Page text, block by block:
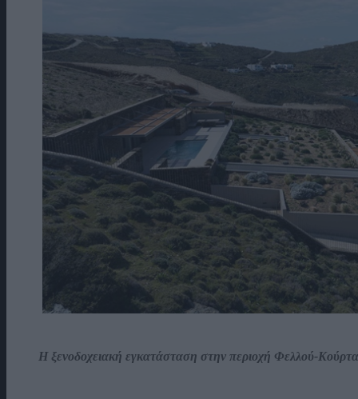
Η ξενοδοχειακή εγκατάσταση στην περιοχή Φελλού-